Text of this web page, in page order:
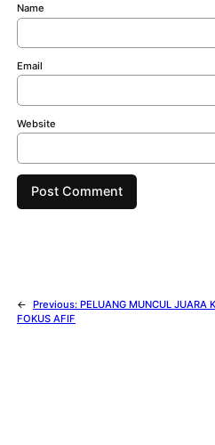
Name
Email
Website
← Previous: PELUANG MUNCUL JUARA
FOKUS AFIF